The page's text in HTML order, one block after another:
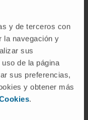
y de terceros con
la navegación y
sus
de la página
sus preferencias,
y obtener más
.
Oncología
metabolismo
a la
instituciones
en el
integra
artículo que fue
el equipo de